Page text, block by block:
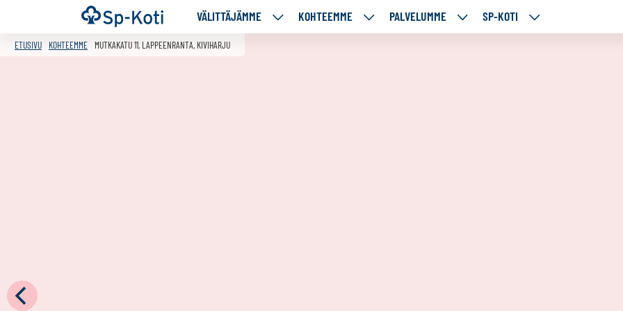
Siirry
sisältöön
Etusivu VÄLITTÄJÄMME
VÄLITTÄJÄMME
KOHTEEMME
KOHTEEMME
PALVELUMME
PALVELUMME
SP-KOTI
SP-
ETUSIVU KOHTEEMME MUTKAKATU 11, LAPPEENRANTA, KIVIHARJU